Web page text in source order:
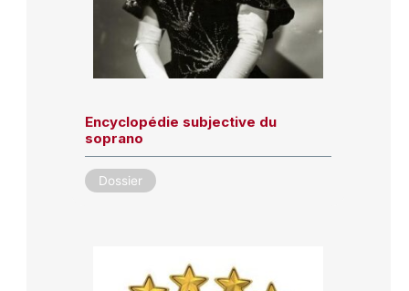
Encyclopédie subjective du
soprano
Dossier